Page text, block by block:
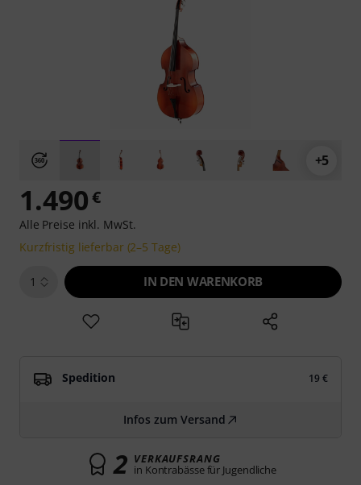
+5
1.490€
Alle Preise inkl. MwSt.
Kurzfristig lieferbar (2–5 Tage)
1 IN DEN WARENKORB
Spedition 19 €
Infos zum Versand
2 VERKAUFSRANG
in Kontrabässe für Jugendliche